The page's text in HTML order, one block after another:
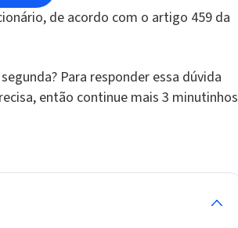
de acordo com o artigo 459 da
Para responder essa dúvida
então continue mais 3 minutinhos